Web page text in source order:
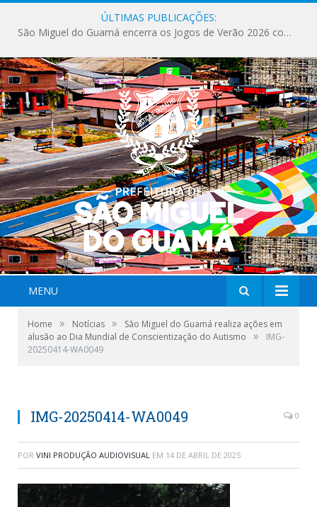
ÚLTIMAS PUBLICAÇÕES:
Milhares de fiéis tomam as ruas de São Miguel do Guamá em uma grande celebração de fé na Marcha para Jesus 2026.
MENU
Home » Notícias »
São Miguel do Guamá realiza ações em
alusão ao Dia Mundial de Conscientização do Autismo
»
IMG-
20250414-WA0049
IMG-20250414-WA0049 0
POR VINI PRODUÇÃO AUDIOVISUAL EM 14 DE ABRIL DE 2025